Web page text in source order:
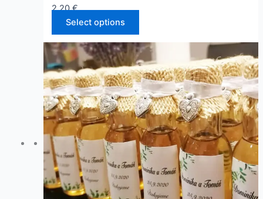
2,20€
Select options